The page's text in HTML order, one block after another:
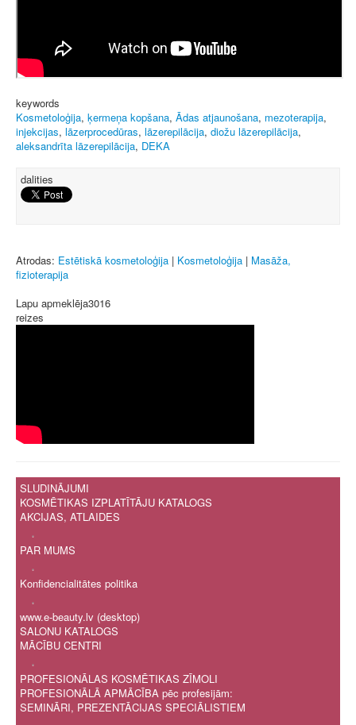
keywords
Kosmetoloģija, ķermeņa kopšana, Ādas atjaunošana, mezoterapija,
injekcijas, lāzerprocedūras, lāzerepilācija, diožu lāzerepilācija,
aleksandrīta lāzerepilācija, DEKA
dalities
Atrodas: Estētiskā kosmetoloģija | Kosmetoloģija | Masāža,
fizioterapija
Lapu apmeklēja3016
reizes
SLUDINĀJUMI
KOSMĒTIKAS IZPLATĪTĀJU KATALOGS
AKCIJAS, ATLAIDES
.
PAR MUMS
.
Konfidencialitātes politika
.
www.e-beauty.lv (desktop)
SALONU KATALOGS
MĀCĪBU CENTRI
.
PROFESIONĀLAS KOSMĒTIKAS ZĪMOLI
PROFESIONĀLĀ APMĀCĪBA pēc profesijām:
SEMINĀRI, PREZENTĀCIJAS SPECIĀLISTIEM